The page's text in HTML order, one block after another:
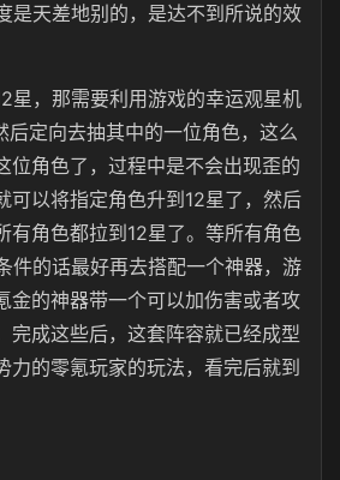
是天差地别的，是达不到所说的效
星，那需要利用游戏的幸运观星机
定向去抽其中的一位角色，这么
位角色了，过程中是不会出现歪的
可以将指定角色升到12星了，然后
有角色都拉到12星了。等所有角色
件的话最好再去搭配一个神器，游
金的神器带一个可以加伤害或者攻
完成这些后，这套阵容就已经成型
力的零氪玩家的玩法，看完后就到